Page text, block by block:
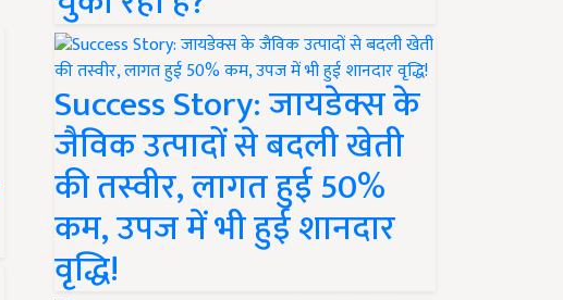
Success Story: जायडेक्स के
जैविक उत्पादों से बदली खेती
की तस्वीर, लागत हुई 50%
कम, उपज में भी हुई शानदार
वृद्धि!